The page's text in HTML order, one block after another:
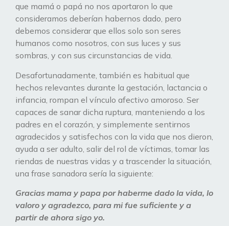
que mamá o papá no nos aportaron lo que
consideramos deberían habernos dado, pero
debemos considerar que ellos solo son seres
humanos como nosotros, con sus luces y sus
sombras, y con sus circunstancias de vida.
Desafortunadamente, también es habitual que
hechos relevantes durante la gestación, lactancia o
infancia, rompan el vínculo afectivo amoroso. Ser
capaces de sanar dicha ruptura, manteniendo a los
padres en el corazón, y simplemente sentirnos
agradecidos y satisfechos con la vida que nos dieron,
ayuda a ser adulto, salir del rol de víctimas, tomar las
riendas de nuestras vidas y a trascender la situación,
una frase sanadora sería la siguiente:
Gracias mama y papa por haberme dado la vida, lo
valoro y agradezco, para mi fue suficiente y a
partir de ahora sigo yo.